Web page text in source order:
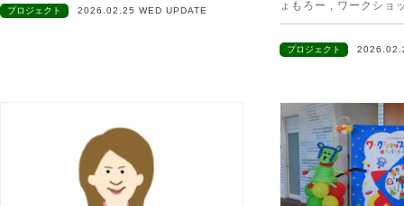
プロジェクト 2026.02.25 WED UPDATE
ょもろー , ワークショ
プロジェクト